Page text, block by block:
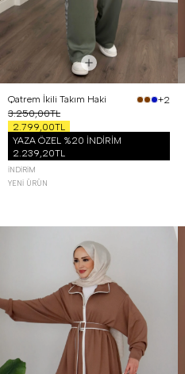
Qatrem İkili Takım Haki
+2
3.250,00TL
2.799,00TL
YAZA ÖZEL %20 İNDİRİM
2.239,20TL
İNDIRIM
YENI ÜRÜN